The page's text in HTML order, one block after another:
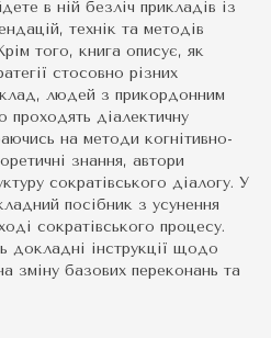
в ній безліч прикладів із
технік та методів
того, книга описує, як
стосовно різних
людей з прикордонним
діалектичну
на методи когнітивно-
знання, автори
сократівського діалогу. У
посібник з усунення
сократівського процесу.
докладні інструкції щодо
зміну базових переконань та